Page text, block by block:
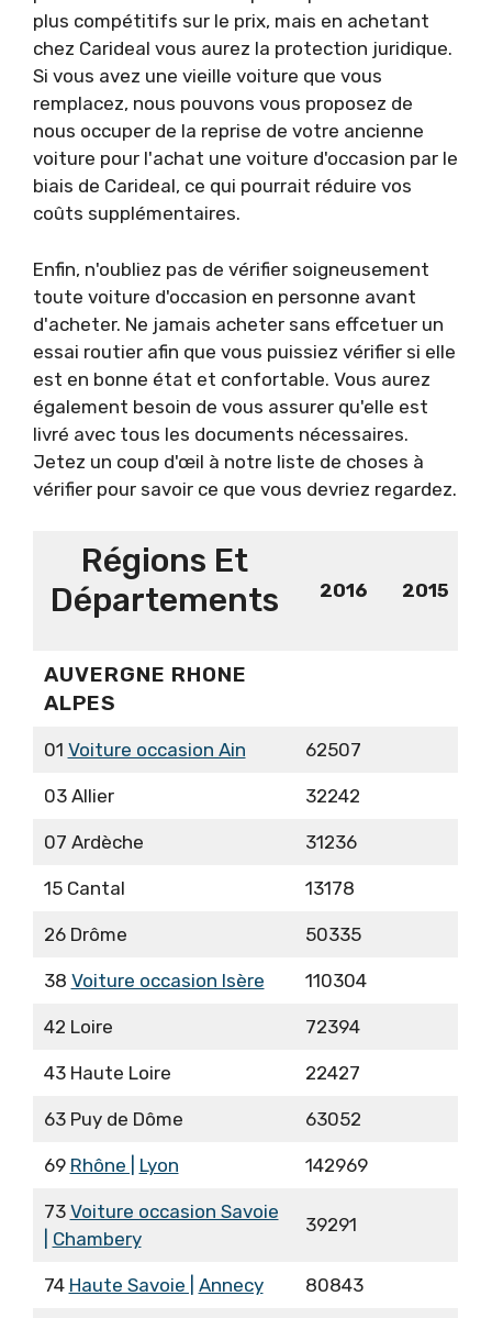
plus compétitifs sur le prix, mais en achetant
chez Carideal vous aurez la protection juridique.
Si vous avez une vieille voiture que vous
remplacez, nous pouvons vous proposez de
nous occuper de la reprise de votre ancienne
voiture pour l'achat une voiture d'occasion par le
biais de Carideal, ce qui pourrait réduire vos
coûts supplémentaires.
Enfin, n'oubliez pas de vérifier soigneusement
toute voiture d'occasion en personne avant
d'acheter. Ne jamais acheter sans effcetuer un
essai routier afin que vous puissiez vérifier si elle
est en bonne état et confortable. Vous aurez
également besoin de vous assurer qu'elle est
livré avec tous les documents nécessaires.
Jetez un coup d'œil à notre liste de choses à
vérifier pour savoir ce que vous devriez regardez.
Régions Et
Départements
2016 2015
AUVERGNE RHONE
ALPES
01 Voiture occasion Ain 62507
03 Allier 32242
07 Ardèche 31236
15 Cantal 13178
26 Drôme 50335
38 Voiture occasion Isère 110304
42 Loire 72394
43 Haute Loire 22427
63 Puy de Dôme 63052
69 Rhône | Lyon 142969
73 Voiture occasion Savoie
Chambery
39291
74 Haute Savoie | Annecy 80843